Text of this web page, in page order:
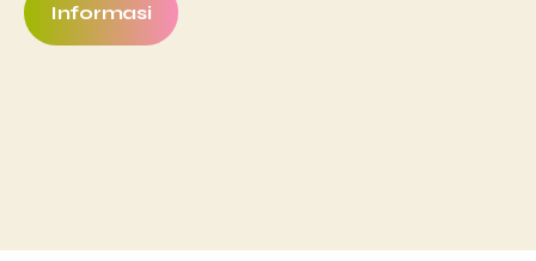
Informasi